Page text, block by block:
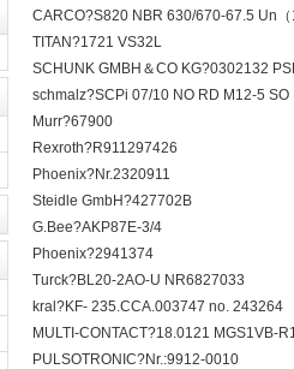
CARCO?S820 NBR 630/670-67.5 Un
TITAN?1721 VS32L
SCHUNK GMBH＆CO KG?0302132
schmalz?SCPi 07/10 NO RD M12-5
Murr?67900
Rexroth?R911297426
Phoenix?Nr.2320911
Steidle GmbH?427702B
G.Bee?AKP87E-3/4
Phoenix?2941374
Turck?BL20-2AO-U NR6827033
kral?KF- 235.CCA.003747 no. 243264
MULTI-CONTACT?18.0121 MGS1VB-
PULSOTRONIC?Nr.:9912-0010